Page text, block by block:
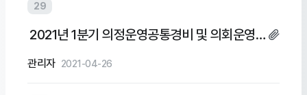
29
2021년 1분기 의정운영공통경비 및 의회운영업
관리자 2021-04-26